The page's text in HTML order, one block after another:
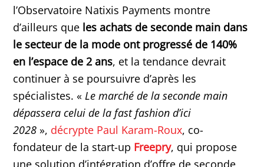
l’Observatoire Natixis Payments montre
d’ailleurs que les achats de seconde main dans
le secteur de la mode ont progressé de 140%
en l’espace de 2 ans, et la tendance devrait
continuer à se poursuivre d’après les
spécialistes. « Le marché de la seconde main
dépassera celui de la fast fashion d’ici
2028 », décrypte Paul Karam-Roux, co-
fondateur de la start-up Freepry, qui propose
une solution d’intégration d’offre de seconde